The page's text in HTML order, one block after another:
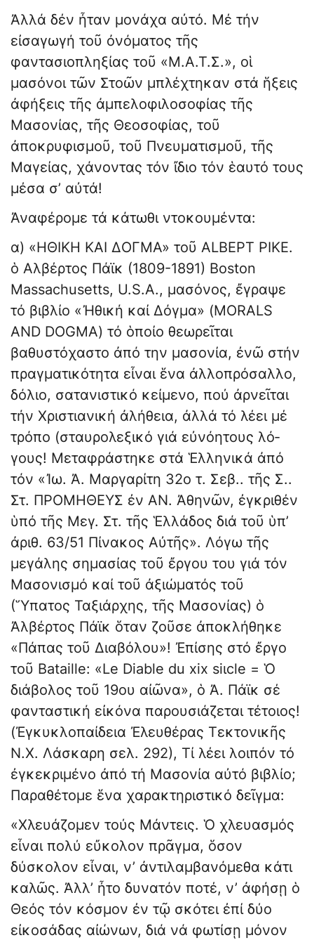
Ἀλλά δέν ἦταν μονάχα αὐτό. Μέ τήν
εἰσαγωγή τοῦ ὀνόματος τῆς
φαντασιοπληξίας τοῦ «Μ.Α.Τ.Σ.», οἱ
μασόνοι τῶν Στοῶν μπλέχτηκαν στά ἥξεις
ἀφήξεις τῆς ἀμπελοφιλοσοφίας τῆς
Μασονίας, τῆς Θεοσοφίας, τοῦ
ἀποκρυφισμοῦ, τοῦ Πνευματισμοῦ, τῆς
Μαγείας, χάνοντας τόν ἴδιο τόν ἑαυτό τους
μέσα σ’ αὐτά!
Ἀναφέρομε τά κάτωθι ντοκουμέντα:
α) «ΗΘΙΚΗ ΚΑΙ ΔΟΓΜΑ» τοῦ ALBEPT PIKE.
ὁ Αλβέρτος Πάϊκ (1809-1891) Boston
Massachusetts, U.S.A., μασόνος, ἔγραψε
τό βιβλίο «Ἠθική καί Δόγμα» (MORALS
AND DOGMA) τό ὁποίο θεωρεῖται
βαθυστόχαστο ἀπό την μασονία, ἐνῶ στήν
πραγματικότητα εἶναι ἕνα ἀλλοπρόσαλλο,
δόλιο, σατανιστικό κείμενο, πού ἀρνεῖται
τήν Χριστια­νική ἀλήθεια, ἀλλά τό λέει μέ
τρόπο (σταυρολεξικό γιά εὐνόητους λό­
γους! Μεταφράστηκε στά Ἑλληνι­κά ἀπό
τόν «Ἰω. Ἀ. Μαργαρίτη 32ο τ. Σεβ.. τῆς Σ..
Στ. ΠΡΟΜΗ­ΘΕΥΣ ἐν ΑΝ. Ἀθηνῶν, ἐγκριθέν
ὑπό τῆς Μεγ. Στ. τῆς Ἑλλάδος διά τοῦ ὑπ’
ἀριθ. 63/51 Πίνακος Αὐτῆς». Λόγω τῆς
μεγάλης σημασίας τοῦ ἔργου του γιά τόν
Μασονισμό καί τοῦ ἀξιώματός τοῦ
(Ὕπατος Ταξιάρχης, τῆς Μασονίας) ὁ
Ἀλβέρτος Πάϊκ ὅταν ζοῦσε ἀποκλήθηκε
«Πάπας τοῦ Διαβόλου»! Ἐπίσης στό ἔργο
τοῦ Bataille: «Le Diable du xix siιcle = Ὁ
διάβολος τοῦ 19ου αἰῶνα», ὁ Ἀ. Πάϊκ σέ
φανταστική εἰκόνα παρουσιάζεται τέτοιος!
(Ἐγκυκλοπαίδεια Ἐλευθέρας Τεκτο­νικῆς
Ν.Χ. Λάσκαρη σελ. 292), Τί λέει λοιπόν τό
ἐγκεκριμένο ἀπό τή Μασονία αὐτό βιβλίο;
Παραθέτομε ἕνα χαρακτηριστικό δεῖγμα:
«Χλευάζομεν τούς Μάντεις. Ὁ χλευασμός
εἶναι πολύ εὔκολον πρᾶγμα, ὅσον
δύσκολον εἶναι, ν’ ἀντιλαμβανόμεθα κάτι
καλῶς. Ἀλλ’ ἦτο δυνατόν ποτέ, ν’ ἀφήσῃ ὁ
Θεός τόν κόσμον ἐν τῷ σκότει ἐπί δύο
εἰκοσάδας αἰώνων, διά νά φωτίσῃ μόνον